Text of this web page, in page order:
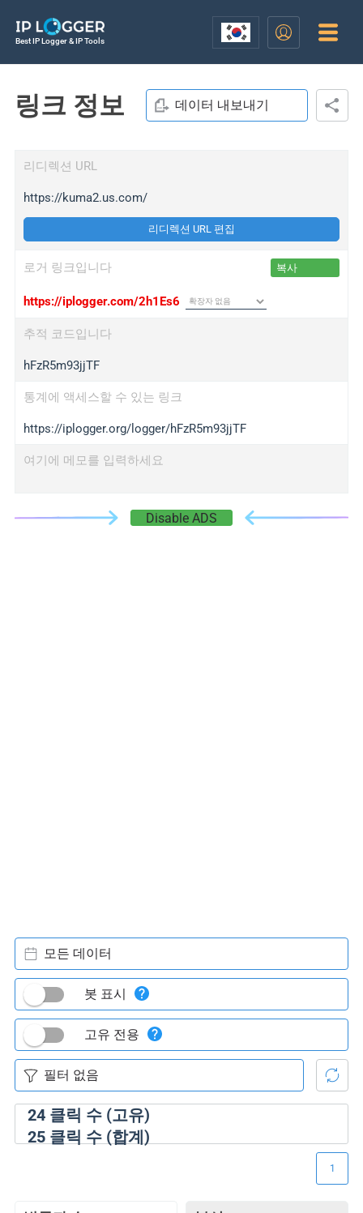
Best IP Logger & IP Tools
링크 정보 데이터 내보내기
리디렉션 URL
https://kuma2.us.com/
리디렉션 URL 편집
로거 링크입니다 복사
https://iplogger.com/2h1Es6
추적 코드입니다
hFzR5m93jjTF
통계에 액세스할 수 있는 링크
https://iplogger.org/logger/hFzR5m93jjTF
여기에 메모를 입력하세요
Disable ADS
24클릭 수 (고유)
25클릭 수 (합계)
모든 데이터
봇 표시
고유 전용
1